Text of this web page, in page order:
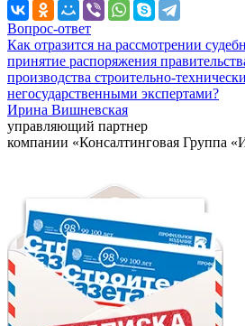
Вопрос-ответ
Как отразится на рассмотрении
принятие распоряжения
производства строительно-
негосударственными экспертами?
Ирина Вишневская
управляющий партнер
компании «Консалтинговая